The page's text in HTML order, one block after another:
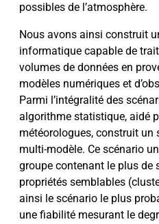
possibles de l’atmosphère.
Nous avons ainsi construit
informatique capable de
volumes de données en
modèles numériques et
Parmi l’intégralité des
algorithme statistique, aidé
météorologues, construit un
multi-modèle. Ce scénario
groupe contenant le plus de
propriétés semblables
ainsi le scénario le plus
une fiabilité mesurant le